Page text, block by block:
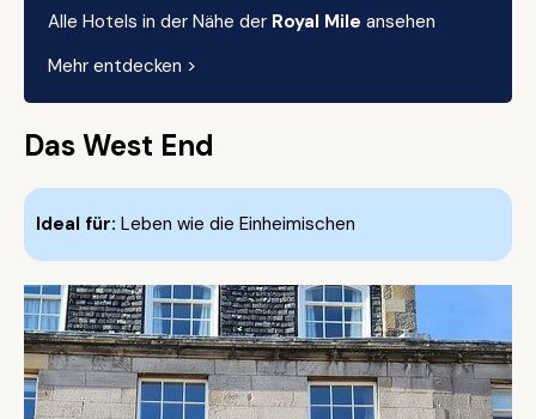
Alle Hotels in der Nähe der Royal Mile ansehen
Mehr entdecken >
Das West End
Ideal für: Leben wie die Einheimischen